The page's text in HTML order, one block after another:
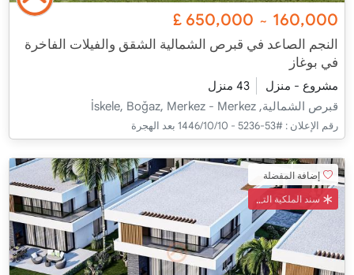
160,000
~
650,000
£
النجم الصاعد في قبرص الشمالية الشقق والفيلات الفاخرة
في بوغاز
مشروع - منزل
43 منزل
قبرص الشمالية, İskele, Boğaz, Merkez - Merkez
رقم الإعلان : #53-5236 - 10‏‏/10‏‏/1446 بعد الهجرة
إضافة المفضلة
سند الملكية التركي